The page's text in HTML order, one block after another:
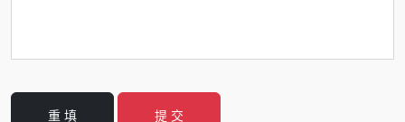
重 填 提 交